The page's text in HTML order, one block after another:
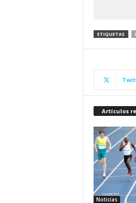
ETIQUETAS
Artículos
Noticias